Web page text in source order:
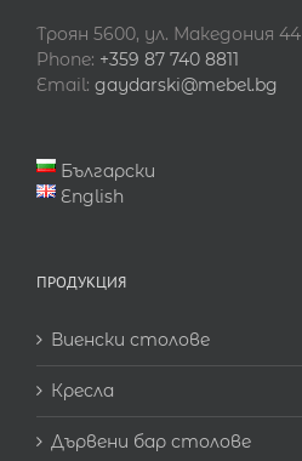
Троян 5600, ул. Македония 44
Phone: +359 87 740 8811
Email: gaydarski@mebel.bg
Български
English
ПРОДУКЦИЯ
Виенски столове
Кресла
Дървени бар столове